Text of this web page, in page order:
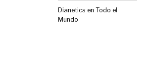
Dianetics en Todo el
Mundo